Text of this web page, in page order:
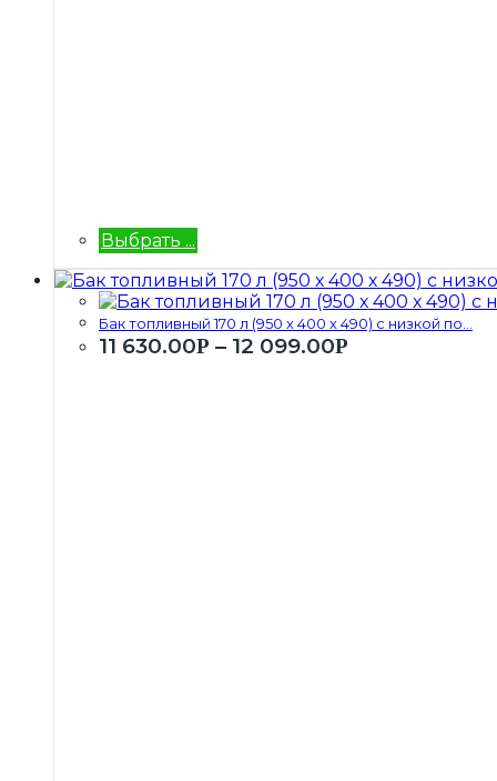
Выбрать ...
Бак топливный 170 л (950 х 400 х 490) с низкой по...
11 630.00Р – 12 099.00Р